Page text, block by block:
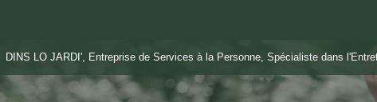
DINS LO JARDI', Entreprise de Services à la Personne, Spécialiste dans